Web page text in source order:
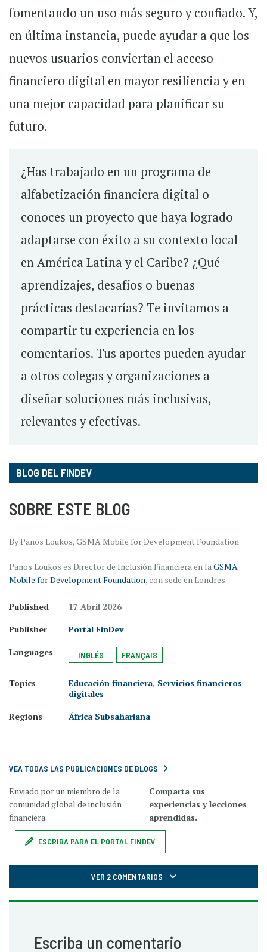
fomentando un uso más seguro y confiado. Y,
en última instancia, puede ayudar a que los
nuevos usuarios conviertan el acceso
financiero digital en mayor resiliencia y en
una mejor capacidad para planificar su
futuro.
¿Has trabajado en un programa de
alfabetización financiera digital o
conoces un proyecto que haya logrado
adaptarse con éxito a su contexto local
en América Latina y el Caribe? ¿Qué
aprendizajes, desafíos o buenas
prácticas destacarías? Te invitamos a
compartir tu experiencia en los
comentarios. Tus aportes pueden ayudar
a otros colegas y organizaciones a
diseñar soluciones más inclusivas,
relevantes y efectivas.
BLOG DEL FINDEV
SOBRE ESTE BLOG
By Panos Loukos, GSMA Mobile for Development Foundation
Panos Loukos es Director de Inclusión Financiera en la GSMA
Mobile for Development Foundation, con sede en Londres.
Published
17 Abril 2026
Publisher
Portal FinDev
Languages
INGLÉS FRANÇAIS
Topics Educación financiera, Servicios financieros
digitales
Regions
África Subsahariana
VEA TODAS LAS PUBLICACIONES DE BLOGS
Enviado por un miembro de la
comunidad global de inclusión
financiera.
Comparta sus
experiencias y lecciones
aprendidas.
ESCRIBA PARA EL PORTAL FINDEV
VER 2 COMENTARIOS
Escriba un comentario